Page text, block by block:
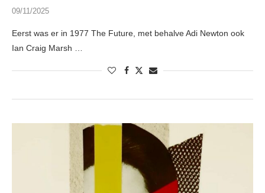
09/11/2025
Eerst was er in 1977 The Future, met behalve Adi Newton ook
Ian Craig Marsh …